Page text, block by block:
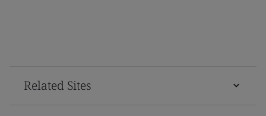
Related Sites